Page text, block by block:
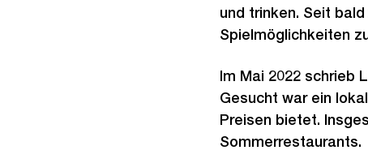
und trinken. Seit
Spielmöglichkeiten
Im Mai 2022 schrieb
Gesucht war ein
Preisen bietet.
Sommerrestaurants.